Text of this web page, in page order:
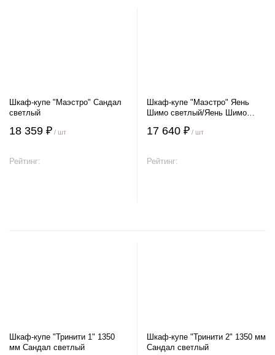
Шкаф-купе "Маэстро" Сандал
светлый
18 359 ₽ / шт
Рейтинг:
Шкаф-купе "Маэстро" Яень
Шимо светлый/Яень Шимо
17 640 ₽ / шт
Рейтинг:
Шкаф-купе "Тринити 1" 1350
мм Сандал светлый
Шкаф-купе "Тринити 2" 1350 мм
Сандал светлый